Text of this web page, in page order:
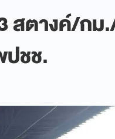
สตางค์/กม
ชช.